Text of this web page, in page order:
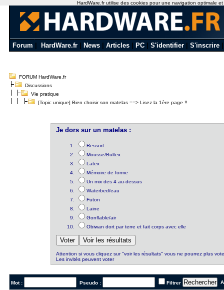
Forum HardWare.fr News Articles PC S'identifier S'inscrire
FORUM HardWare.fr
Discussions
Vie pratique
[Topic unique] Bien choisir son matelas ==> Lisez la 1ère page !!
Je dors sur un matelas :
Ressort
Mousse/Bultex
Latex
Mémoire de forme
Un mix des 4 au-dessus
Waterbed/eau
Futon
Laine
Gonflable/air
Obiwan dort par terre et fait corps avec elle
Attention si vous cliquez sur "voir les résultats" vous ne pourrez plus
Les invités peuvent voter
Mot : Pseudo : Filtrer
HardWare.fr utilise des cookies pour une navigation optimale